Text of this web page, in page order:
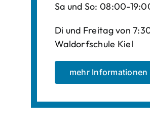
Sa und So: 08:00-
Di und Freitag von
Waldorfschule Kiel
mehr Informationen